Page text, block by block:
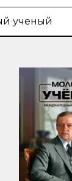
ученый